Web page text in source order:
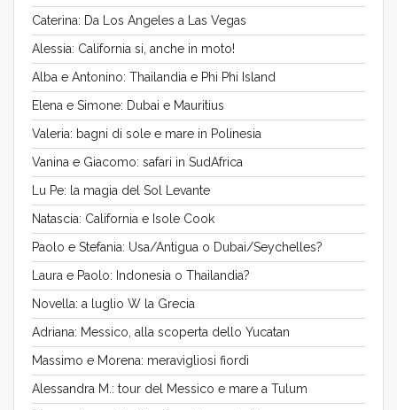
Caterina: Da Los Angeles a Las Vegas
Alessia: California si, anche in moto!
Alba e Antonino: Thailandia e Phi Phi Island
Elena e Simone: Dubai e Mauritius
Valeria: bagni di sole e mare in Polinesia
Vanina e Giacomo: safari in SudAfrica
Lu Pe: la magia del Sol Levante
Natascia: California e Isole Cook
Paolo e Stefania: Usa/Antigua o Dubai/Seychelles?
Laura e Paolo: Indonesia o Thailandia?
Novella: a luglio W la Grecia
Adriana: Messico, alla scoperta dello Yucatan
Massimo e Morena: meravigliosi fiordi
Alessandra M.: tour del Messico e mare a Tulum